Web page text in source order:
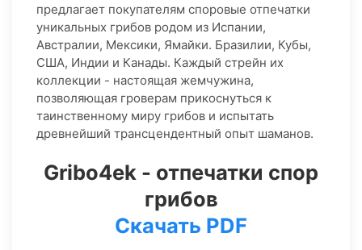
предлагает покупателям споровые отпечатки
уникальных грибов родом из Испании,
Австралии, Мексики, Ямайки. Бразилии, Кубы,
США, Индии и Канады. Каждый стрейн их
коллекции - настоящая жемчужина,
позволяющая гроверам прикоснуться к
таинственному миру грибов и испытать
древнейший трансцендентный опыт шаманов.
Gribo4ek - отпечатки спор
грибов
Скачать PDF